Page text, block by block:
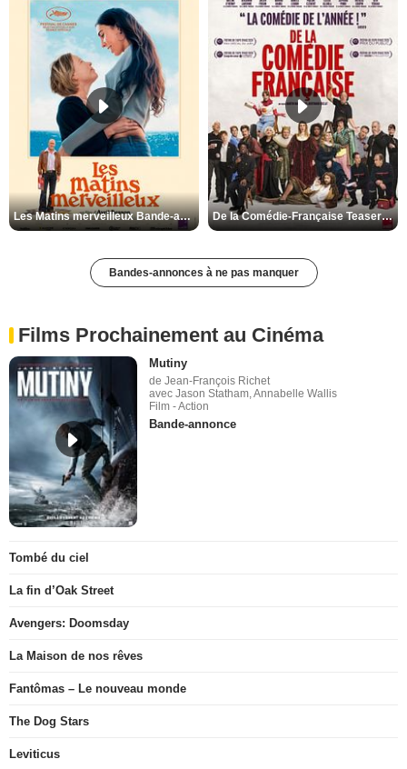
Les Matins merveilleux Bande-annonce VF De la Comédie-Française Teaser VF
Bandes-annonces à ne pas manquer
Films Prochainement au Cinéma
Mutiny
de Jean-François Richet
avec Jason Statham, Annabelle Wallis
Film - Action
Bande-annonce
Tombé du ciel
La fin d’Oak Street
Avengers: Doomsday
La Maison de nos rêves
Fantômas – Le nouveau monde
The Dog Stars
Leviticus